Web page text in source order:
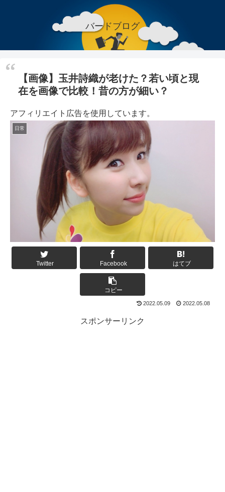
バードブログ
【画像】玉井詩織が老けた？若い頃と現
在を画像で比較！昔の方が細い？
アフィリエイト広告を使用しています。
日常
Twitter Facebook はてブ
コピー
2022.05.09 2022.05.08
スポンサーリンク